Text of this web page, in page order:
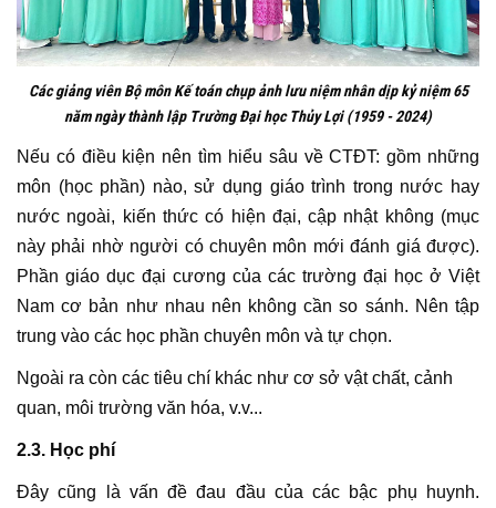
Các giảng viên Bộ môn Kế toán chụp ảnh lưu niệm nhân dịp kỷ niệm 65
năm ngày thành lập Trường Đại học Thủy Lợi (1959 - 2024)
Nếu có điều kiện nên tìm hiểu sâu về CTĐT: gồm những
môn (học phần) nào, sử dụng giáo trình trong nước hay
nước ngoài, kiến thức có hiện đại, cập nhật không (mục
này phải nhờ người có chuyên môn mới đánh giá được).
Phần giáo dục đại cương của các trường đại học ở Việt
Nam cơ bản như nhau nên không cần so sánh. Nên tập
trung vào các học phần chuyên môn và tự chọn.
Ngoài ra còn các tiêu chí khác như cơ sở vật chất, cảnh
quan, môi trường văn hóa, v.v...
2.3. Học phí
Đây cũng là vấn đề đau đầu của các bậc phụ huynh.